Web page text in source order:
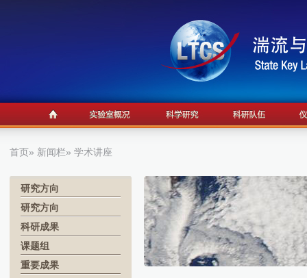
首页» 新闻栏» 学术讲座
研究方向
研究方向
科研成果
课题组
重要成果